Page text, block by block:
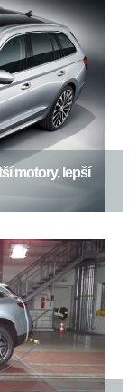
motory, lepší